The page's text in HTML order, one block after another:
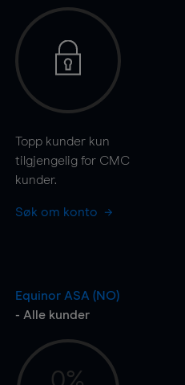
Topp kunder kun
tilgjengelig for CMC
kunder.
Søk om konto
Equinor ASA (NO)
- Alle kunder